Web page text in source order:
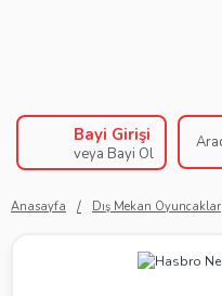
Bayi Girişi
veya Bayi Ol
Anasayfa Dış Mekan Oyuncaklar